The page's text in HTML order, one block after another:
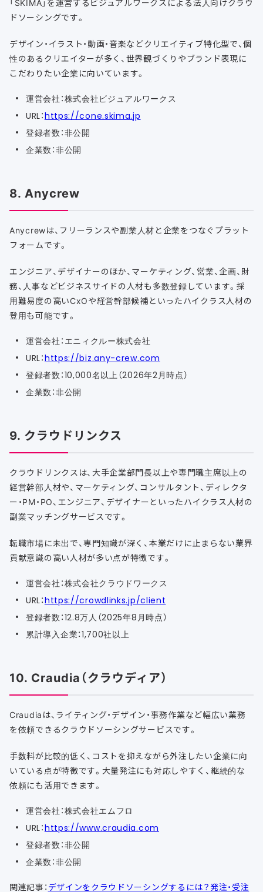
「SKIMA」を運営するビジュアルワークスによる法人向けクラウ
ドソーシングです。
デザイン・イラスト・動画・音楽などクリエイティブ特化型で、個
性のあるクリエイターが多く、世界観づくりやブランド表現に
こだわりたい企業に向いています。
運営会社：株式会社ビジュアルワークス
URL：https://cone.skima.jp
登録者数：非公開
企業数：非公開
8. Anycrew
Anycrewは、フリーランスや副業人材と企業をつなぐプラット
フォームです。
エンジニア、デザイナーのほか、マーケティング、営業、企画、財
務、人事などビジネスサイドの人材も多数登録しています。採
用難易度の高いCxOや経営幹部候補といったハイクラス人材の
登用も可能です。
運営会社：エニィクルー株式会社
URL：https://biz.any-crew.com
登録者数：10,000名以上（2026年2月時点）
企業数：非公開
9. クラウドリンクス
クラウドリンクスは、大手企業部門長以上や専門職主席以上の
経営幹部人材や、マーケティング、コンサルタント、ディレクタ
ー・PM・PO、エンジニア、デザイナーといったハイクラス人材の
副業マッチングサービスです。
転職市場に未出で、専門知識が深く、本業だけに止まらない業界
貢献意識の高い人材が多い点が特徴です。
運営会社：株式会社クラウドワークス
URL：https://crowdlinks.jp/client
登録者数：12.8万人（2025年8月時点）
累計導入企業：1,700社以上
10. Craudia（クラウディア）
Craudiaは、ライティング・デザイン・事務作業など幅広い業務
を依頼できるクラウドソーシングサービスです。
手数料が比較的低く、コストを抑えながら外注したい企業に向
いている点が特徴です。大量発注にも対応しやすく、継続的な
依頼にも活用できます。
運営会社：株式会社エムフロ
URL：https://www.craudia.com
登録者数：非公開
企業数：非公開
関連記事： デザインをクラウドソーシングするには？発注・受注